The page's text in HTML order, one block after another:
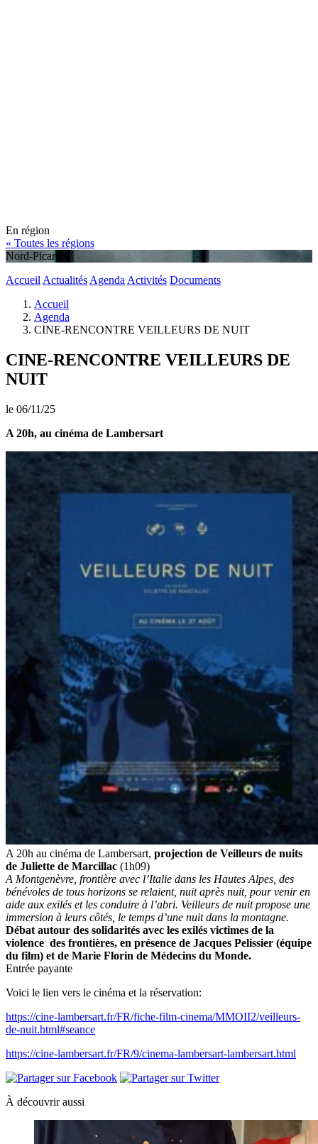
En région
« Toutes les régions
Nord-Picardie
Accueil Actualités Agenda Activités Documents
Accueil
Agenda
CINE-RENCONTRE VEILLEURS DE NUIT
CINE-RENCONTRE VEILLEURS DE
NUIT
le 06/11/25
A 20h, au cinéma de Lambersart
A 20h au cinéma de Lambersart, projection de Veilleurs de nuits
de Juliette de Marcillac (1h09)
A Montgenèvre, frontière avec l’Italie dans les Hautes Alpes, des
bénévoles de tous horizons se relaient, nuit après nuit, pour venir en
aide aux exilés et les conduire à l’abri. Veilleurs de nuit propose une
immersion à leurs côtés, le temps d’une nuit dans la montagne.
Débat autour des solidarités avec les exilés victimes de la
violence des frontières, en présence de Jacques Pelissier (équipe
du film) et de Marie Florin de Médecins du Monde.
Entrée payante
Voici le lien vers le cinéma et la réservation:
https://cine-lambersart.fr/FR/fiche-film-cinema/MMOII2/veilleurs-
de-nuit.html#seance
https://cine-lambersart.fr/FR/9/cinema-lambersart-lambersart.html
À découvrir aussi